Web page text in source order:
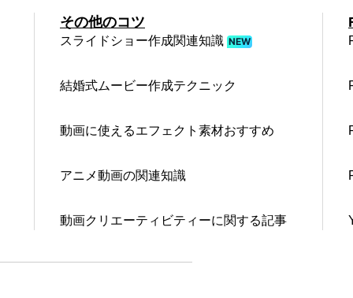
その他のコツ
スライドショー作成関連知識 NEW
結婚式ムービー作成テクニック
動画に使えるエフェクト素材おすすめ
アニメ動画の関連知識
動画クリエーティビティーに関する記事